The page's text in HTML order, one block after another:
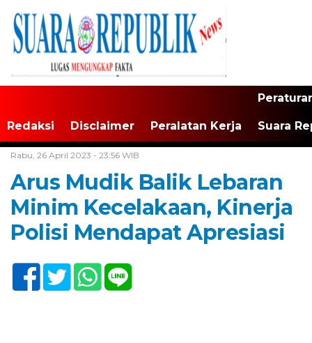
Redaksi Disclaimer Peralatan Kerja Suara
Rabu, 26 April 2023 - 23:56 WIB
Arus Mudik Balik Lebaran
Minim Kecelakaan, Kinerja
Polisi Mendapat Apresiasi